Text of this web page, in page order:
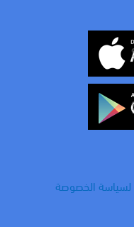
لسياسة الخصوصة